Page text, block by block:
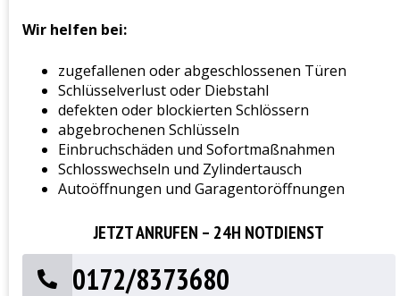
Wir helfen bei:
zugefallenen oder abgeschlossenen Türen
Schlüsselverlust oder Diebstahl
defekten oder blockierten Schlössern
abgebrochenen Schlüsseln
Einbruchschäden und Sofortmaßnahmen
Schlosswechseln und Zylindertausch
Autoöffnungen und Garagentoröffnungen
JETZT ANRUFEN – 24H NOTDIENST
0172/8373680